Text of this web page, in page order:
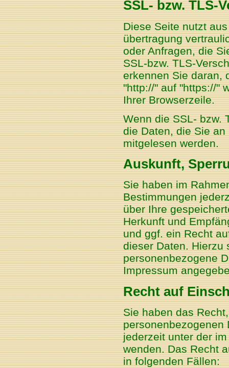
SSL- bzw. TLS-
Diese Seite nutzt
übertragung
oder Anfragen, die
SSL-bzw. TLS-
erkennen Sie daran,
"http://" auf "https://"
Ihrer Browserzeile.
Wenn die SSL- bzw.
die Daten, die Sie
mitgelesen werden.
Auskunft,
Sie haben im
Bestimmungen
über Ihre
Herkunft und
und ggf. ein Recht
dieser Daten. Hierzu
personenbezogene
Impressum
Recht auf
Sie haben das
personenbezogenen
jederzeit unter der
wenden. Das Recht
in folgenden Fällen: